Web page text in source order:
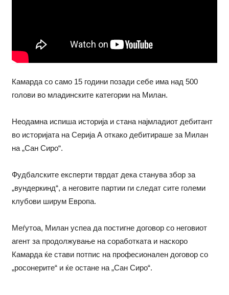
Камарда со само 15 години позади себе има над 500
голови во младинските категории на Милан.
Неодамна испиша историја и стана најмладиот дебитант
во историјата на Серија А откако дебитираше за Милан
на „Сан Сиро“.
Фудбалските експерти тврдат дека станува збор за
„вундеркинд“, а неговите партии ги следат сите големи
клубови ширум Европа.
Меѓутоа, Милан успеа да постигне договор со неговиот
агент за продолжување на соработката и наскоро
Камарда ќе стави потпис на професионален договор со
„росонерите“ и ќе остане на „Сан Сиро“.